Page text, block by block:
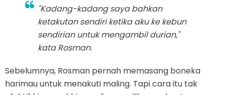
"Kadang-kadang saya bahkan
ketakutan sendiri ketika aku ke kebun
sendirian untuk mengambil durian,"
kata Rosman.
Sebelumnya, Rosman pernah memasang boneka
harimau untuk menakuti maling. Tapi cara itu tak